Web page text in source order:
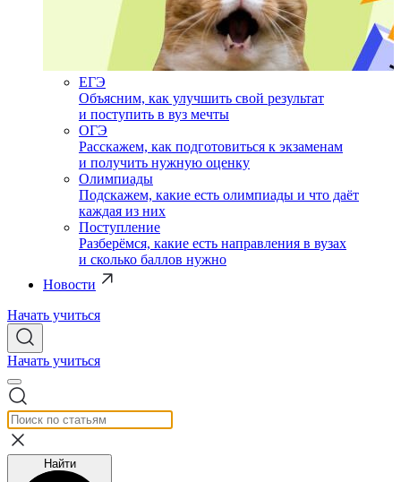
ЕГЭ
Объясним, как улучшить свой результат
и поступить в вуз мечты
ОГЭ
Расскажем, как подготовиться к экзаменам
и получить нужную оценку
Олимпиады
Подскажем, какие есть олимпиады и что даёт
каждая из них
Поступление
Разберёмся, какие есть направления в вузах
и сколько баллов нужно
Новости
Начать учиться
Начать учиться
Найти